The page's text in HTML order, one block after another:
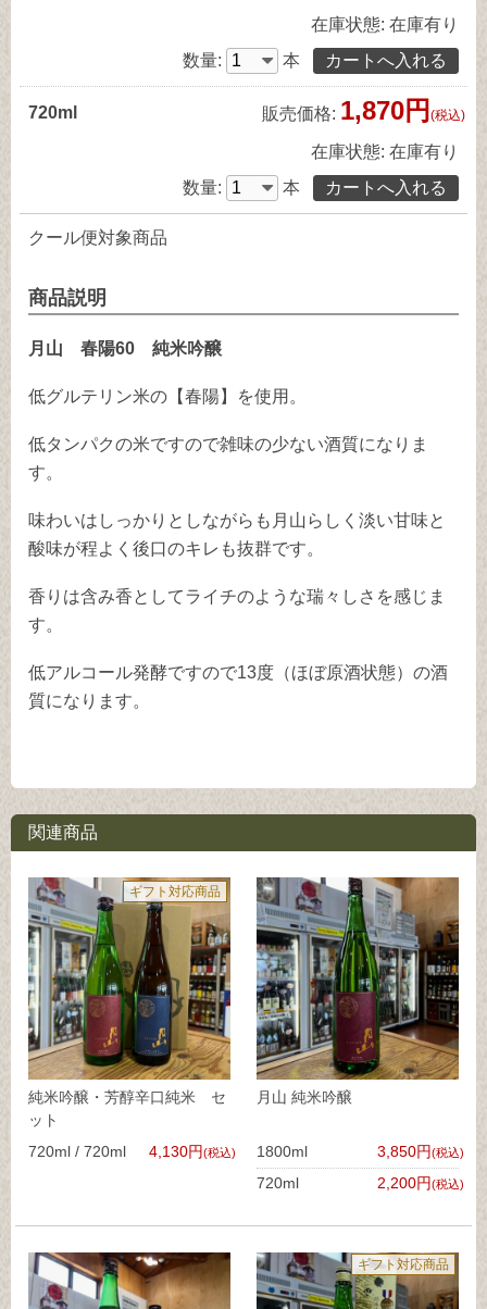
在庫状態: 在庫有り
数量:
本
720ml 販売価格: 1,870円 (税込)
在庫状態: 在庫有り
数量:
本
クール便対象商品
商品説明
月山 春陽60 純米吟醸
低グルテリン米の【春陽】を使用。
低タンパクの米ですので雑味の少ない酒質になりま
す。
味わいはしっかりとしながらも月山らしく淡い甘味と
酸味が程よく後口のキレも抜群です。
香りは含み香としてライチのような瑞々しさを感じま
す。
低アルコール発酵ですので13度（ほぼ原酒状態）の酒
質になります。
関連商品
純米吟醸・芳醇辛口純米 セ
ット
ギフト対応商品
720ml / 720ml 4,130円(税込)
月山 純米吟醸
1800ml 3,850円(税込)
720ml 2,200円(税込)
ギフト対応商品